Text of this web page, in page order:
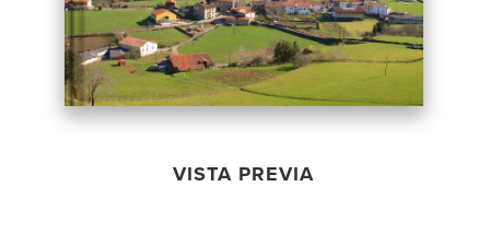
VISTA PREVIA